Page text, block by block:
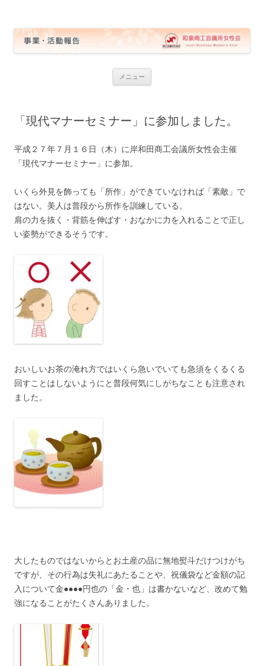
メニュー
ス
プ
「現代マナーセミナー」に参加しました。
平成２７年７月１６日（木）に岸和田商工会議所女性会主催
「現代マナーセミナー」に参加。
いくら外見を飾っても「所作」ができていなければ「素敵」で
はない。美人は普段から所作を訓練している。
肩の力を抜く・背筋を伸ばす・おなかに力を入れることで正し
い姿勢ができるそうです。
おいしいお茶の淹れ方ではいくら急いでいても急須をくるくる
回すことはしないようにと普段何気にしがちなことも注意され
ました。
大したものではないからとお土産の品に無地熨斗だけつけがち
ですが、その行為は失礼にあたることや、祝儀袋など金額の記
入について金●●●●円也の「金・也」は書かないなど、改めて勉
強になることがたくさんありました。